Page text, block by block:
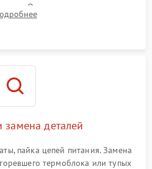
Оценка степени износа
колец гидросистемы
замена деталей
пайка цепей питания. Замена
термоблока или тупых